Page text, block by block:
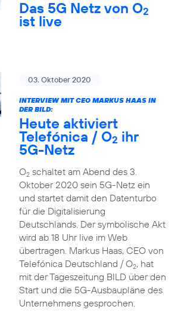
Das 5G Netz von O2
ist live
03. Oktober 2020
INTERVIEW MIT CEO MARKUS HAAS IN
DER BILD:
Heute aktiviert
Telefónica / O2 ihr
5G-Netz
O2schaltet am Abend des 3.
Oktober 2020 sein 5G-Netz ein
und startet damit den Datenturbo
für die Digitalisierung
Deutschlands. Der symbolische Akt
wird ab 18 Uhr live im Web
übertragen. Markus Haas, CEO von
Telefónica Deutschland / O2, hat
mit der Tageszeitung BILD über den
Start und die 5G-Ausbaupläne des
Unternehmens gesprochen.